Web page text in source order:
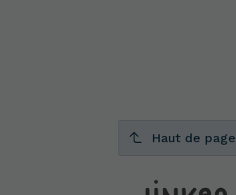
Haut de page